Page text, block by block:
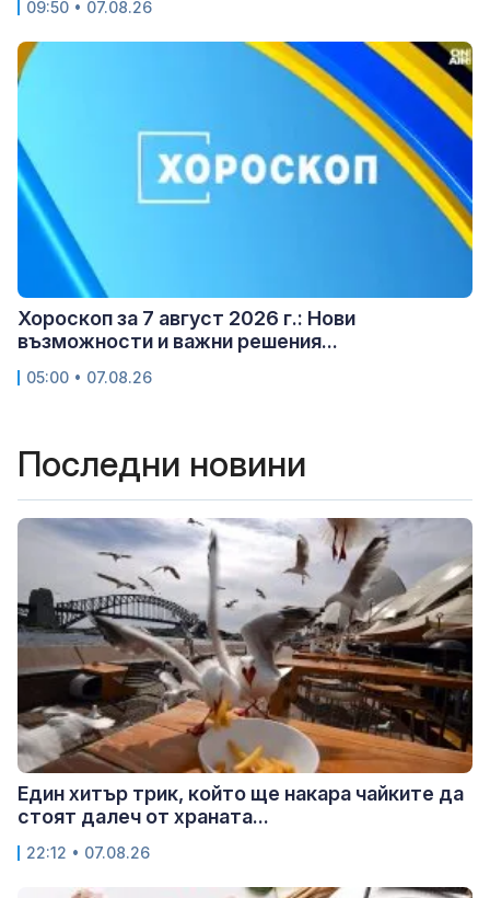
09:50 • 07.08.26
Хороскоп за 7 август 2026 г.: Нови
възможности и важни решения...
05:00 • 07.08.26
Последни новини
Един хитър трик, който ще накара чайките да
стоят далеч от храната...
22:12 • 07.08.26